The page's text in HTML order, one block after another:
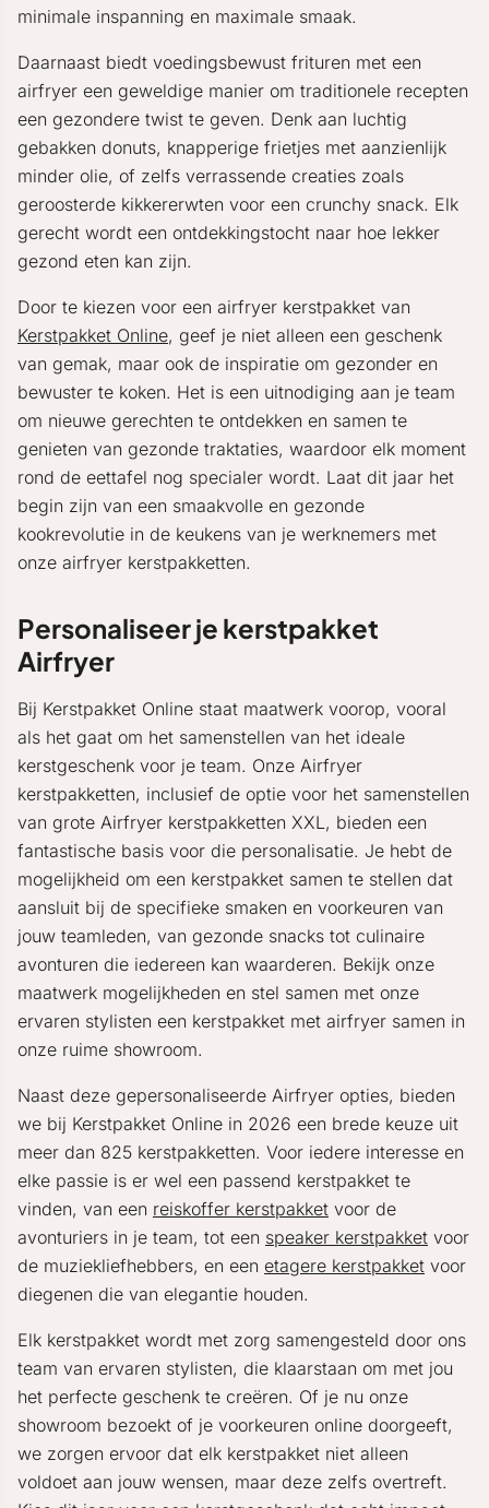
minimale inspanning en maximale smaak.
Daarnaast biedt voedingsbewust frituren met een
airfryer een geweldige manier om traditionele recepten
een gezondere twist te geven. Denk aan luchtig
gebakken donuts, knapperige frietjes met aanzienlijk
minder olie, of zelfs verrassende creaties zoals
geroosterde kikkererwten voor een crunchy snack. Elk
gerecht wordt een ontdekkingstocht naar hoe lekker
gezond eten kan zijn.
Door te kiezen voor een airfryer kerstpakket van
Kerstpakket Online, geef je niet alleen een geschenk
van gemak, maar ook de inspiratie om gezonder en
bewuster te koken. Het is een uitnodiging aan je team
om nieuwe gerechten te ontdekken en samen te
genieten van gezonde traktaties, waardoor elk moment
rond de eettafel nog specialer wordt. Laat dit jaar het
begin zijn van een smaakvolle en gezonde
kookrevolutie in de keukens van je werknemers met
onze airfryer kerstpakketten.
Personaliseer je kerstpakket
Airfryer
Bij Kerstpakket Online staat maatwerk voorop, vooral
als het gaat om het samenstellen van het ideale
kerstgeschenk voor je team. Onze Airfryer
kerstpakketten, inclusief de optie voor het samenstellen
van grote Airfryer kerstpakketten XXL, bieden een
fantastische basis voor die personalisatie. Je hebt de
mogelijkheid om een kerstpakket samen te stellen dat
aansluit bij de specifieke smaken en voorkeuren van
jouw teamleden, van gezonde snacks tot culinaire
avonturen die iedereen kan waarderen. Bekijk onze
maatwerk mogelijkheden en stel samen met onze
ervaren stylisten een kerstpakket met airfryer samen in
onze ruime showroom.
Naast deze gepersonaliseerde Airfryer opties, bieden
we bij Kerstpakket Online in 2026 een brede keuze uit
meer dan 825 kerstpakketten. Voor iedere interesse en
elke passie is er wel een passend kerstpakket te
vinden, van een reiskoffer kerstpakket voor de
avonturiers in je team, tot een speaker kerstpakket voor
de muziekliefhebbers, en een etagere kerstpakket voor
diegenen die van elegantie houden.
Elk kerstpakket wordt met zorg samengesteld door ons
team van ervaren stylisten, die klaarstaan om met jou
het perfecte geschenk te creëren. Of je nu onze
showroom bezoekt of je voorkeuren online doorgeeft,
we zorgen ervoor dat elk kerstpakket niet alleen
voldoet aan jouw wensen, maar deze zelfs overtreft.